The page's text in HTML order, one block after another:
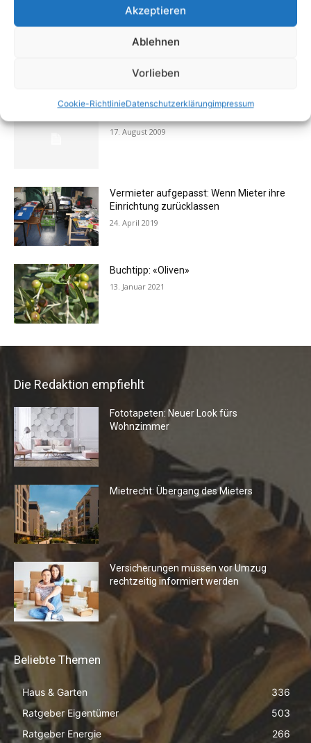
Akzeptieren
Ablehnen
Vorlieben
Cookie-RichtlinieDatenschutzerklärungimpressum
Flexibilität im Alltag: Moderne
7. Juli 2026
17. August 2009
Vermieter aufgepasst: Wenn Mieter ihre
Einrichtung zurücklassen
24. April 2019
Buchtipp: «Oliven»
13. Januar 2021
Die Redaktion empfiehlt
Fototapeten: Neuer Look fürs
Wohnzimmer
Mietrecht: Übergang des Mieters
Versicherungen müssen vor Umzug
rechtzeitig informiert werden
Beliebte Themen
Haus & Garten
336
Ratgeber Eigentümer
503
Ratgeber Energie
266